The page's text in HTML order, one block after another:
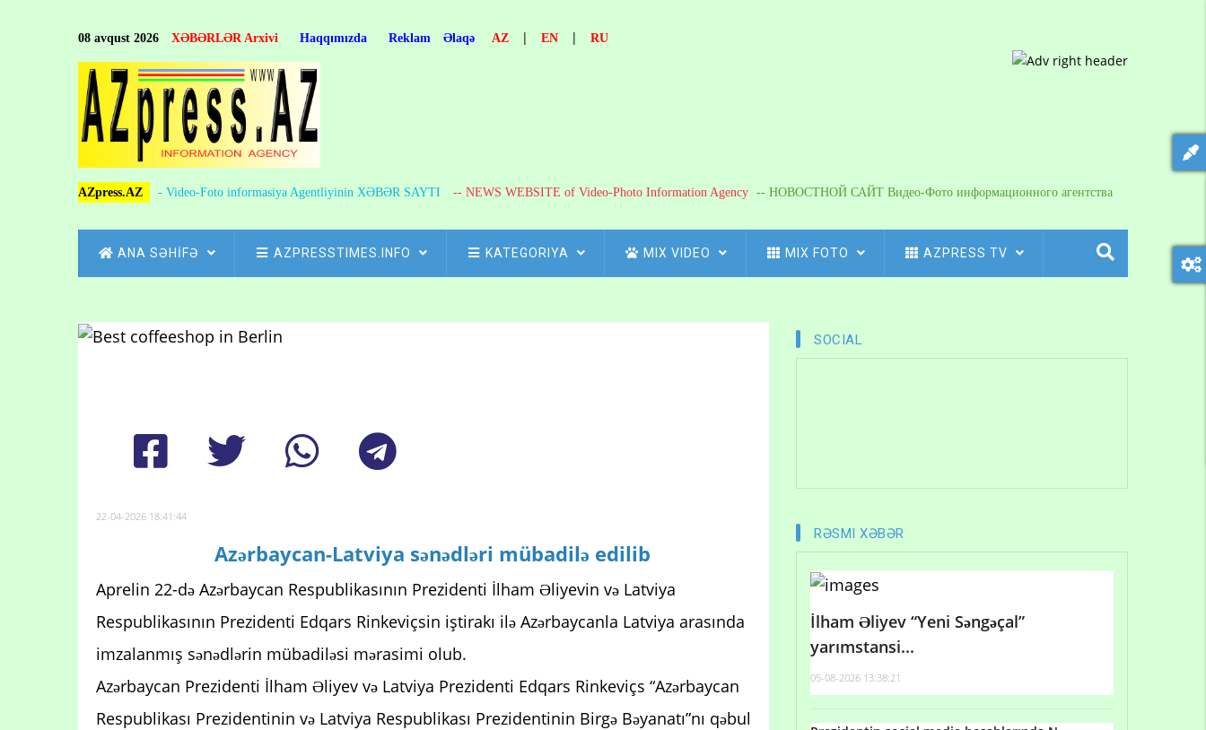
08 avqust 2026 XƏBƏRLƏR Arxivi Haqqımızda Reklam Əlaqə AZ | EN | RU
AZpress.AZ - Video-Foto informasiya Agentliyinin XƏBƏR SAYTI -- NEWS WEBSITE of Video-Photo Information Agency -- НОВОСТНОЙ САЙТ Видео-Фото информационного агентства
MAIN
NAVIGATION
ANA SƏHİFƏ AZPRESSTIMES.INFO KATEGORIYA MIX VIDEO MIX FOTO AZPRESS TV
Breadcrumb
22-04-2026 18:41:44
Azərbaycan-Latviya sənədləri mübadilə edilib
Aprelin 22-də Azərbaycan Respublikasının Prezidenti İlham Əliyevin və Latviya
Respublikasının Prezidenti Edqars Rinkeviçsin iştirakı ilə Azərbaycanla Latviya arasında
imzalanmış sənədlərin mübadiləsi mərasimi olub.
Azərbaycan Prezidenti İlham Əliyev və Latviya Prezidenti Edqars Rinkeviçs “Azərbaycan
Respublikası Prezidentinin və Latviya Respublikası Prezidentinin Birgə Bəyanatı”nı qəbul
SOCIAL
RƏSMI XƏBƏR
İlham Əliyev “Yeni Səngəçal”
yarımstansi...
05-08-2026 13:38:21